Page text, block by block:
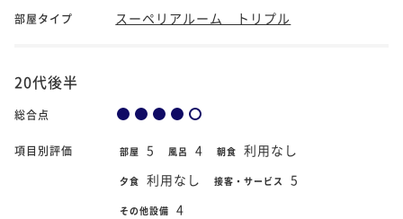
部屋タイプ スーペリアルーム トリプル
20代後半
総合点
項目別評価 部屋 5 風呂 4 朝食 利用なし
夕食 利用なし 接客・サービス 5
その他設備 4